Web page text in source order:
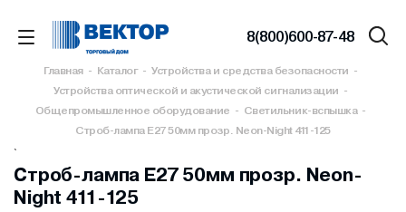
8(800)600-87-48
Главная - Каталог - Устройства и средства безопасности -
Устройства оптической и акустической сигнализации -
Общепромышленное оборудование - Светильник-вспышка -
Строб-лампа E27 50мм прозр. Neon-Night 411-125
`
Строб-лампа E27 50мм прозр. Neon-
Night 411-125